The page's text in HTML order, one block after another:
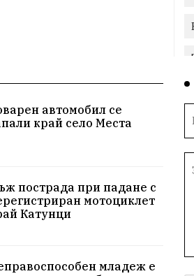
автомобил се
край село Места
пострада при падане с
мотоциклет
Катунци
младеж е